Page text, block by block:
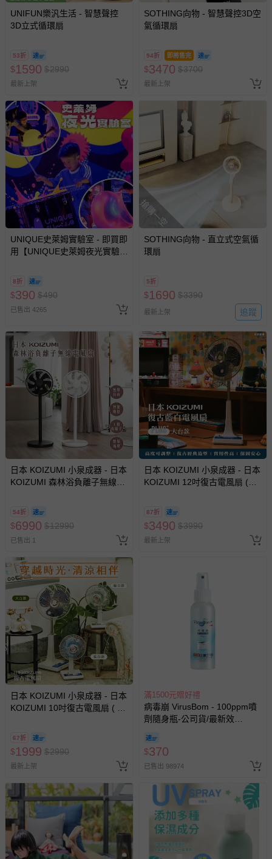
戲或活動點數等）。
已拆封之以下類型商品：
墊、寢具類等）。
-新生兒親膚衣物（嬰幼兒包巾與背巾、包屁衣、學習
帶束縛衣、餐搖椅等）。
-其他原廠盒裝商品封口處已貼上「不可拆封」，或具警
示字句等說明貼紙、封條者。
國際航空、客運、訂房等服務。
相關的退換貨辦理流程，可詳見： 退換貨 & 退款問題
其他常見問題：
運送服務：目前提供的運送僅限台灣本島。如您位於離島地
區，可能會無法配送，或須依據商品需加收離島運費。廠商
商品實際的配達日期，可於訂單個人資料內的查詢訂單內，
已出貨通知之訊息為主。
情形，您可申請更換新品或退貨，請見：退貨的辦理流程。
若您對於會員帳號、商品訂購與資訊、購物流程、付款方
式、折價券與購物金的使用、退貨及商品運送方式等有疑
問，你可詳見： 媽咪愛客服中心
。
預購商品：預購為海外同步代購，遇缺貨即會通知媽咪並協
助取消退款事宜。
商品如因「價格、組合」等錯誤原因，導致無法安排出貨，
會主動以簡訊及mail通知訂單取消事宜，並將提供適當補
償。
UNIFUN樂汎生活 - 智慧聲控
3D立式循環扇
53折
$1590 $2990
最新上架
SOTHING向物 - 智慧聲控3D空
氣循環扇
94折 即將售完
$3470 $3700
最新上架
UNIQUE史萊姆實驗室 - 即買即
用【UNIQUE史萊姆夜光實驗室
人小孩均一價(3歲以上需購票))
8折
$390 $490
已售出 4265
搶購一空
SOTHING向物 - 直立式空氣循
環扇
5折
$1690 $3390
最新上架 追蹤
日本 KOIZUMI 小泉成器 - 日本
KOIZUMI 森林浴負離子無線電
54折
$6990 $12990
已售出 1
日本 KOIZUMI 小泉成器 - 日本
KOIZUMI 12吋復古電風扇 (藍
87折
$3490 $3990
最新上架
日本 KOIZUMI 小泉成器 - 日本
KOIZUMI 10吋復古電風扇 ( 藍/
67折
$1999 $2990
最新上架
滿1500元贈好禮
病毒崩 VirusBom - 100ppm噴
劑隨身瓶-公司貨/最新效
$370
已售出 98974